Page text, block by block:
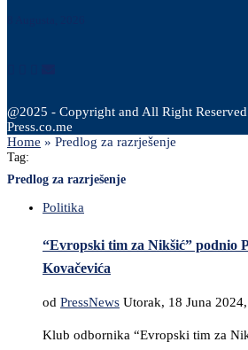
@2025 - Copyright and All Right Reserved
Press.co.me
Home » Predlog za razrješenje
Tag:
Predlog za razrješenje
Politika
“Evropski tim za Nikšić” podnio
Kovačevića
od PressNews Utorak, 18 Juna 2024,
Klub odbornika “Evropski tim za